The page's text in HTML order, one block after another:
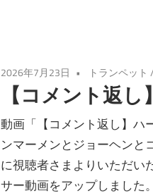
2026年7月23日 トランペット /
【コメント返
動画「【コメント返し】ハ
ンマーメンとジョーヘンと
に視聴者さまよりいただい
サー動画をアップしました